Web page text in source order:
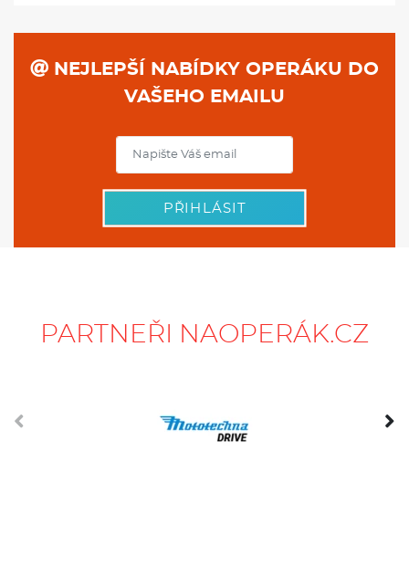
NEJLEPŠÍ NABÍDKY OPERÁKU DO
VAŠEHO EMAILU
PŘIHLÁSIT
PARTNEŘI NAOPERÁK.CZ